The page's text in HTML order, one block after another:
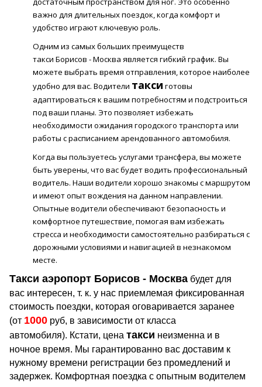
важно для длительных поездок, когда комфорт и
удобство играют ключевую роль.
Одним из самых больших преимуществ
такси Борисов - Москва является гибкий график. Вы
можете выбрать время отправления, которое наиболее
удобно для вас. Водители такси готовы
адаптироваться к вашим потребностям и подстроиться
под ваши планы. Это позволяет избежать
необходимости ожидания городского транспорта или
работы с расписанием арендованного автомобиля.
Когда вы пользуетесь услугами трансфера, вы можете
быть уверены, что вас будет водить профессиональный
водитель. Наши водители хорошо знакомы с маршрутом
и имеют опыт вождения на данном направлении.
Опытные водители обеспечивают безопасность и
комфортное путешествие, помогая вам избежать
стресса и необходимости самостоятельно разбираться с
дорожными условиями и навигацией в незнакомом
месте.
Такси аэропорт Борисов - Москва будет для
вас интересен, т. к. у нас приемлемая фиксированная
стоимость поездки, которая оговаривается заранее
(от 1000 руб, в зависимости от класса
автомобиля). Кстати, цена такси неизменна и в
ночное время. Мы гарантированно вас доставим к
нужному времени регистрации без промедлений и
задержек. Комфортная поездка с опытным водителем